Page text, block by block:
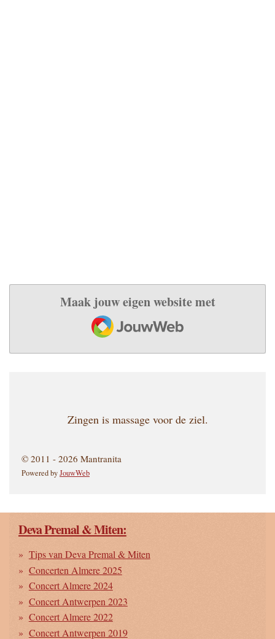
Maak jouw eigen website met
JouwWeb
Zingen is massage voor de ziel.
© 2011 - 2026 Mantranita
Powered byJouwWeb
Deva Premal & Miten:
Tips van Deva Premal & Miten
Concerten Almere 2025
Concert Almere 2024
Concert Antwerpen 2023
Concert Almere 2022
Concert Antwerpen 2019